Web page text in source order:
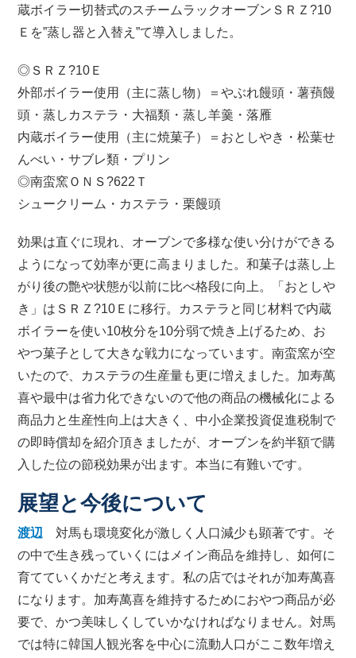
蔵ボイラー切替式のスチームラックオーブンＳＲＺ?10
Ｅを”蒸し器と入替え”て導入しました。
◎ＳＲＺ?10Ｅ
外部ボイラー使用（主に蒸し物）＝やぶれ饅頭・薯蕷饅
頭・蒸しカステラ・大福類・蒸し羊羹・落雁
内蔵ボイラー使用（主に焼菓子）＝おとしやき・松葉せ
んべい・サブレ類・プリン
◎南蛮窯ＯＮＳ?622Ｔ
シュークリーム・カステラ・栗饅頭
効果は直ぐに現れ、オーブンで多様な使い分けができる
ようになって効率が更に高まりました。和菓子は蒸し上
がり後の艶や状態が以前に比べ格段に向上。「おとしや
き」はＳＲＺ?10Ｅに移行。カステラと同じ材料で内蔵
ボイラーを使い10枚分を10分弱で焼き上げるため、お
やつ菓子として大きな戦力になっています。南蛮窯が空
いたので、カステラの生産量も更に増えました。加寿萬
喜や最中は省力化できないので他の商品の機械化による
商品力と生産性向上は大きく、中小企業投資促進税制で
の即時償却を紹介頂きましたが、オーブンを約半額で購
入した位の節税効果が出ます。本当に有難いです。
展望と今後について
渡辺 対馬も環境変化が激しく人口減少も顕著です。そ
の中で生き残っていくにはメイン商品を維持し、如何に
育てていくかだと考えます。私の店ではそれが加寿萬喜
になります。加寿萬喜を維持するためにおやつ商品が必
要で、かつ美味しくしていかなければなりません。対馬
では特に韓国人観光客を中心に流動人口がここ数年増え